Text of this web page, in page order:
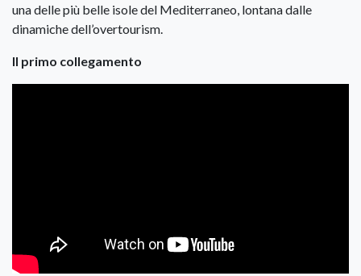
una delle più belle isole del Mediterraneo, lontana dalle
dinamiche dell’overtourism.
Il primo collegamento